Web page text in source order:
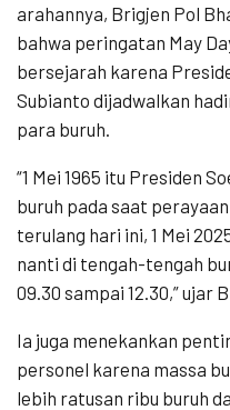
arahannya, Brigjen Pol
bahwa peringatan May
bersejarah karena
Subianto dijadwalkan
para buruh.
“1 Mei 1965 itu Presiden
buruh pada saat
terulang hari ini, 1 Mei
nanti di tengah-tengah
09.30 sampai 12.30,” ujar
Ia juga menekankan
personel karena massa
lebih ratusan ribu buruh